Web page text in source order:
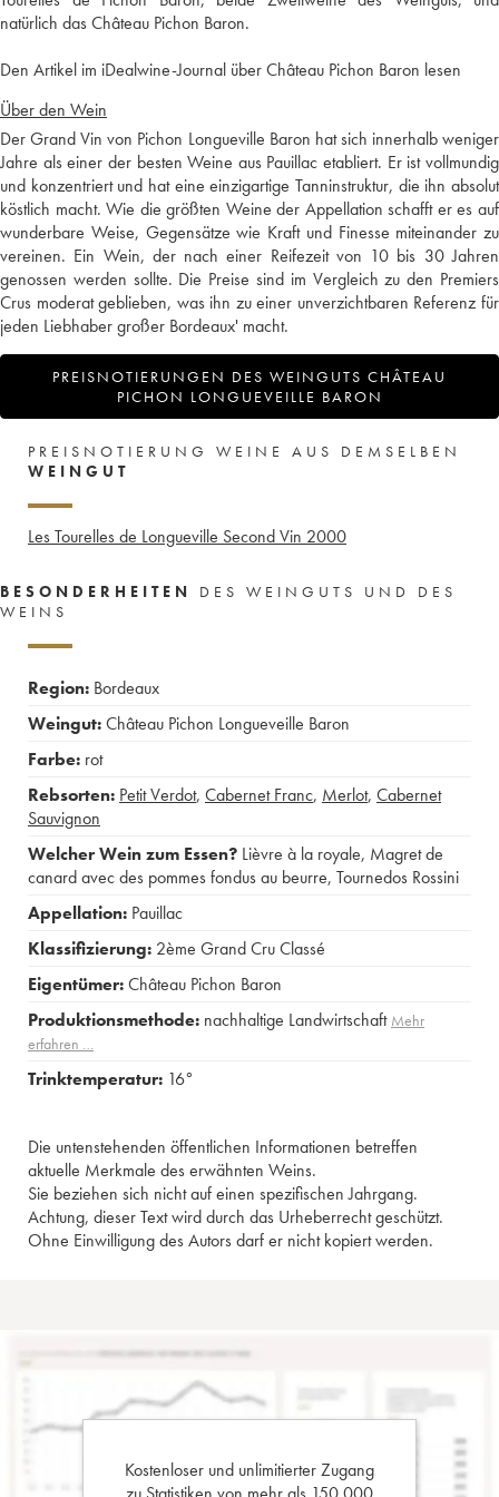
natürlich das Château Pichon Baron.
Den Artikel im iDealwine-Journal über Château Pichon Baron lesen
Über den Wein
Der Grand Vin von Pichon Longueville Baron hat sich innerhalb weniger
Jahre als einer der besten Weine aus Pauillac etabliert. Er ist vollmundig
und konzentriert und hat eine einzigartige Tanninstruktur, die ihn absolut
köstlich macht. Wie die größten Weine der Appellation schafft er es auf
wunderbare Weise, Gegensätze wie Kraft und Finesse miteinander zu
vereinen. Ein Wein, der nach einer Reifezeit von 10 bis 30 Jahren
genossen werden sollte. Die Preise sind im Vergleich zu den Premiers
Crus moderat geblieben, was ihn zu einer unverzichtbaren Referenz für
jeden Liebhaber großer Bordeaux' macht.
PREISNOTIERUNGEN DES WEINGUTS CHÂTEAU
PICHON LONGUEVEILLE BARON
PREISNOTIERUNG WEINE AUS DEMSELBEN
WEINGUT
Les Tourelles de Longueville Second Vin 2000
BESONDERHEITEN
DES WEINGUTS UND DES
WEINS
Region: Bordeaux
Weingut:Château Pichon Longueveille Baron
Farbe: rot
Rebsorten: Petit Verdot, Cabernet Franc, Merlot, Cabernet
Sauvignon
Welcher Wein zum Essen? Lièvre à la royale, Magret de
canard avec des pommes fondus au beurre, Tournedos Rossini
Appellation: Pauillac
Klassifizierung: 2ème Grand Cru Classé
Eigentümer:Château Pichon Baron
Produktionsmethode: nachhaltige Landwirtschaft Mehr
erfahren …
Trinktemperatur: 16°
Die untenstehenden öffentlichen Informationen betreffen
aktuelle Merkmale des erwähnten Weins.
Sie beziehen sich nicht auf einen spezifischen Jahrgang.
Achtung, dieser Text wird durch das Urheberrecht geschützt.
Ohne Einwilligung des Autors darf er nicht kopiert werden.
Kostenloser und unlimitierter Zugang